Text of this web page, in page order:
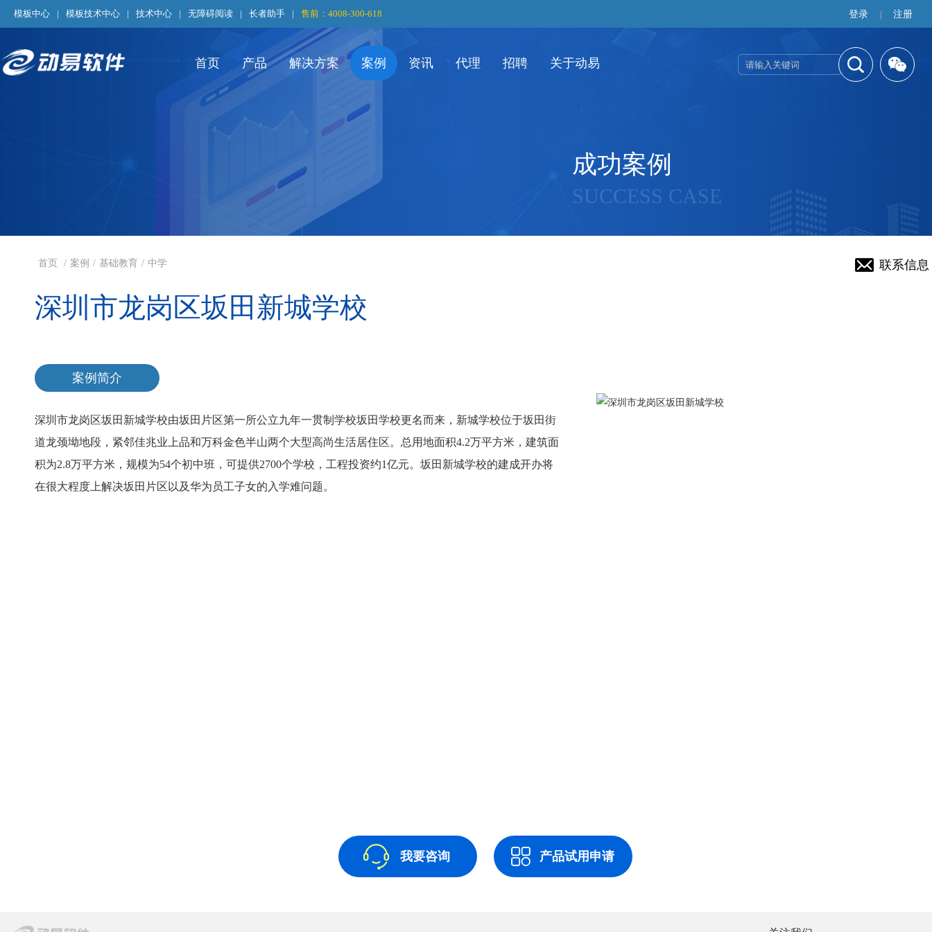
登录 注册
模板中心 | 模板技术中心 | 技术中心 | 无障碍阅读 | 长者助手 | 售前：4008-300-618
首页 产品 解决方案 案例 资讯 代理 招聘 关于动易
成功案例
SUCCESS CASE
联系信息
首页 / 案例 / 基础教育 / 中学
深圳市龙岗区坂田新城学校
案例简介
深圳市龙岗区坂田新城学校由坂田片区第一所公立九年一贯制学校坂田学校更名而来，新城学校位于坂田街
道龙颈坳地段，紧邻佳兆业上品和万科金色半山两个大型高尚生活居住区。总用地面积4.2万平方米，建筑面
积为2.8万平方米，规模为54个初中班，可提供2700个学校，工程投资约1亿元。坂田新城学校的建成开办将
在很大程度上解决坂田片区以及华为员工子女的入学难问题。
我要咨询 产品试用申请